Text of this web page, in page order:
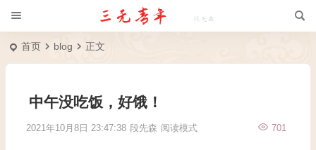
首页 blog 正文
中午没吃饭，好饿！
2021年10月8日 23:47:38 段先森 701
阅读模式